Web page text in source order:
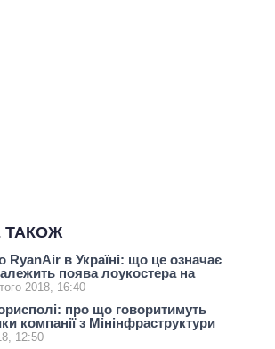
ТАКОЖ
RyanAir в Україні: що це означає
поява лоукостера на
2018, 16:40
про що говоритимуть
компанії з Мінінфраструктури
12:50